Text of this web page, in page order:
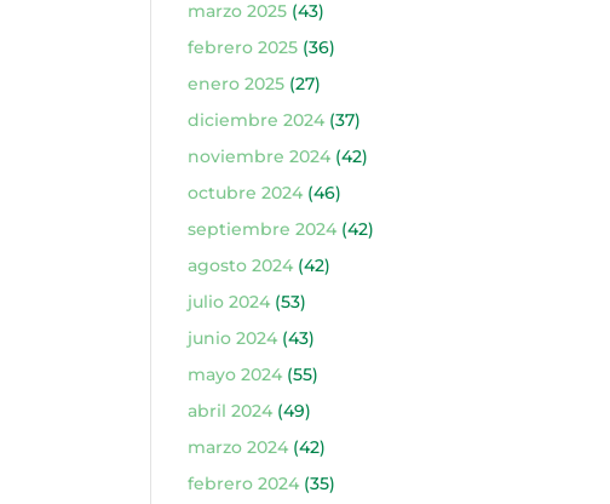
marzo 2025(43)
febrero 2025(36)
enero 2025(27)
diciembre 2024(37)
noviembre 2024(42)
octubre 2024(46)
septiembre 2024(42)
agosto 2024(42)
julio 2024(53)
junio 2024(43)
mayo 2024(55)
abril 2024(49)
marzo 2024(42)
febrero 2024(35)